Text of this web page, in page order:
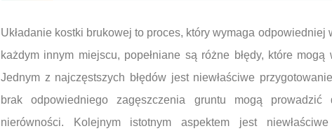
Układanie kostki brukowej to proces, który wymaga
każdym innym miejscu, popełniane są różne błędy, które
Jednym z najczęstszych błędów jest niewłaściwe
brak odpowiedniego zagęszczenia gruntu mogą
nierówności. Kolejnym istotnym aspektem jest